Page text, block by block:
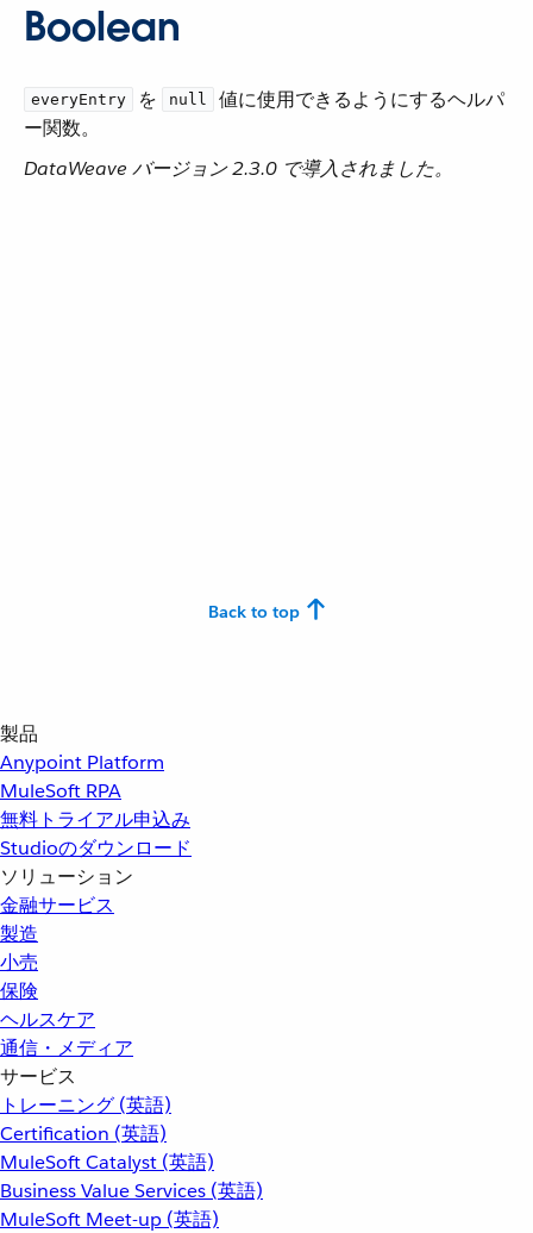
Boolean
everyEntry ​ を ​ null
​ 値に使用できるようにするヘルパ
ー関数。
DataWeave バージョン 2.3.0 で導入されました。
Back to top
製品
Anypoint Platform
MuleSoft RPA
無料トライアル申込み
Studioのダウンロード
ソリューション
金融サービス
製造
小売
保険
ヘルスケア
通信・メディア
サービス
トレーニング (英語)
Certification (英語)
MuleSoft Catalyst (英語)
Business Value Services (英語)
MuleSoft Meet-up (英語)